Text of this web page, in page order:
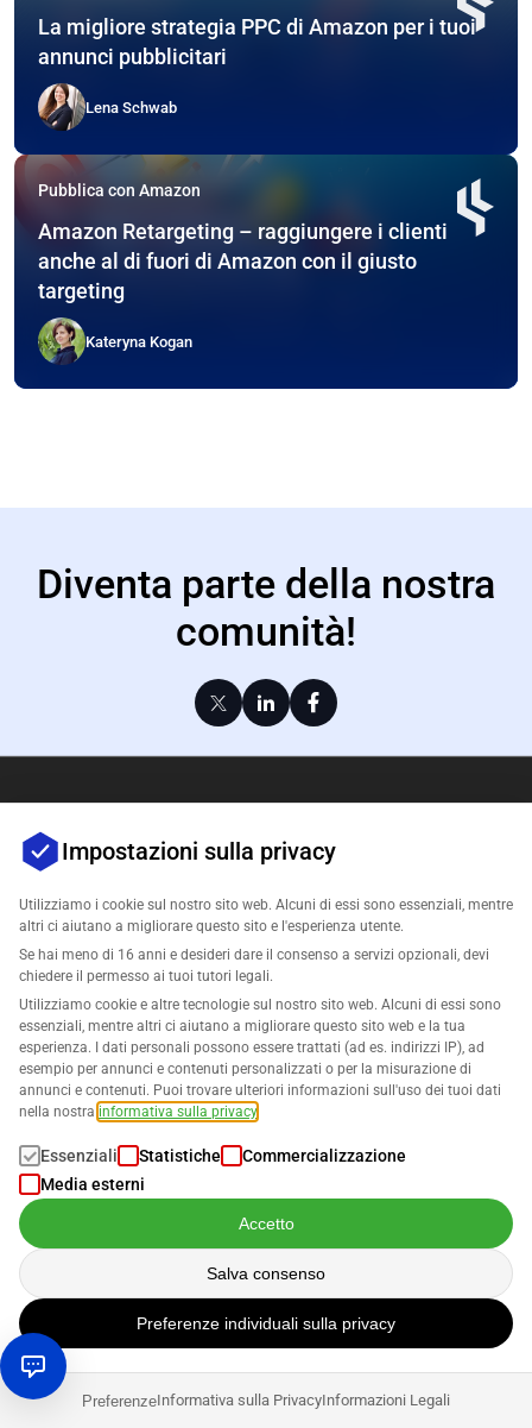
La migliore strategia PPC di Amazon per i tuoi
annunci pubblicitari
Lena Schwab
Pubblica con Amazon
Amazon Retargeting – raggiungere i clienti
anche al di fuori di Amazon con il giusto
targeting
Kateryna Kogan
Diventa parte della nostra
comunità!
Contatti
+49 211 900 64 120
[email protected]
Supporto
Soluzioni per Amazon
Italiano
Impostazioni sulla privacy
Utilizziamo i cookie sul nostro sito web. Alcuni di essi sono essenziali, mentre
altri ci aiutano a migliorare questo sito e l'esperienza utente.
Se hai meno di 16 anni e desideri dare il consenso a servizi opzionali, devi
chiedere il permesso ai tuoi tutori legali.
Utilizziamo cookie e altre tecnologie sul nostro sito web. Alcuni di essi sono
essenziali, mentre altri ci aiutano a migliorare questo sito web e la tua
esperienza. I dati personali possono essere trattati (ad es. indirizzi IP), ad
esempio per annunci e contenuti personalizzati o per la misurazione di
annunci e contenuti. Puoi trovare ulteriori informazioni sull'uso dei tuoi dati
nella nostra informativa sulla privacy
Essenziali Statistiche
Commercializzazione
Media esterni
Accetto
Salva consenso
Preferenze individuali sulla privacy
PreferenzeInformativa sulla PrivacyInformazioni Legali